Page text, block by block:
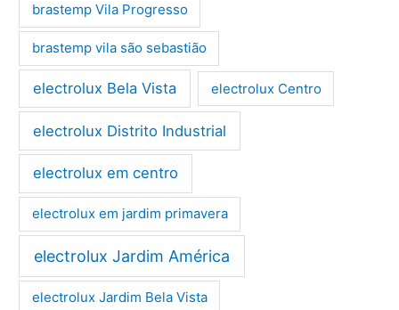
brastemp Vila Progresso
brastemp vila são sebastião
electrolux Bela Vista electrolux Centro
electrolux Distrito Industrial
electrolux em centro
electrolux em jardim primavera
electrolux Jardim América
electrolux Jardim Bela Vista